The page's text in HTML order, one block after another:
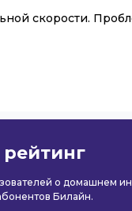
скорости.
рейтинг
о домашнем
Билайн.